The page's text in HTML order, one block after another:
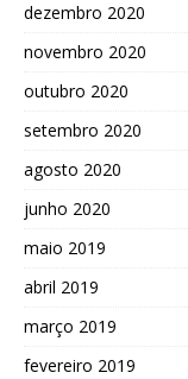
dezembro 2020
novembro 2020
outubro 2020
setembro 2020
agosto 2020
junho 2020
maio 2019
abril 2019
março 2019
fevereiro 2019